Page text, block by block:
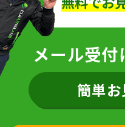
メール受付
簡単